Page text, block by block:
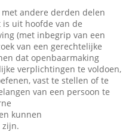
andere derden delen
uit hoofde van de
(met inbegrip van een
van een gerechtelijke
dat openbaarmaking
verplichtingen te voldoen,
vast te stellen of te
van een persoon te
kunnen
zijn.